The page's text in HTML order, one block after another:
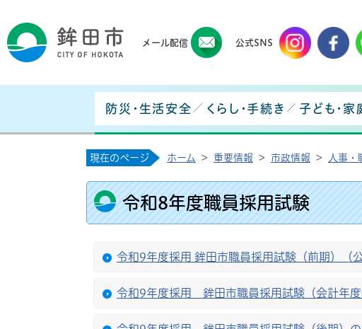
メール配信
鉾田市メール
公式SNS
防災・生活安全 くらし・手続き 子ども・家
現在のページ ホーム > 重要情報 > 市政情報 > 人事・
令和8年度職員採用試験
令和9年度採用 鉾田市職員採用試験（前期）（
令和9年度採用 鉾田市職員採用試験（会計年